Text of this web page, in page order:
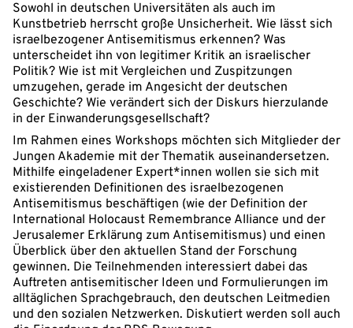
Sowohl in deutschen Universitäten als auch im
Kunstbetrieb herrscht große Unsicherheit. Wie lässt sich
israelbezogener Antisemitismus erkennen? Was
unterscheidet ihn von legitimer Kritik an israelischer
Politik? Wie ist mit Vergleichen und Zuspitzungen
umzugehen, gerade im Angesicht der deutschen
Geschichte? Wie verändert sich der Diskurs hierzulande
in der Einwanderungsgesellschaft?
Im Rahmen eines Workshops möchten sich Mitglieder der
Jungen Akademie mit der Thematik auseinandersetzen.
Mithilfe eingeladener Expert*innen wollen sie sich mit
existierenden Definitionen des israelbezogenen
Antisemitismus beschäftigen (wie der Definition der
International Holocaust Remembrance Alliance und der
Jerusalemer Erklärung zum Antisemitismus) und einen
Überblick über den aktuellen Stand der Forschung
gewinnen. Die Teilnehmenden interessiert dabei das
Auftreten antisemitischer Ideen und Formulierungen im
alltäglichen Sprachgebrauch, den deutschen Leitmedien
und den sozialen Netzwerken. Diskutiert werden soll auch